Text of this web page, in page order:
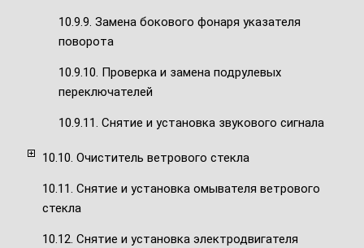
10.9.9. Замена бокового фонаря указателя
поворота
10.9.10. Проверка и замена подрулевых
переключателей
10.9.11. Снятие и установка звукового сигнала
10.10. Очиститель ветрового стекла
10.11. Снятие и установка омывателя ветрового
стекла
10.12. Снятие и установка электродвигателя